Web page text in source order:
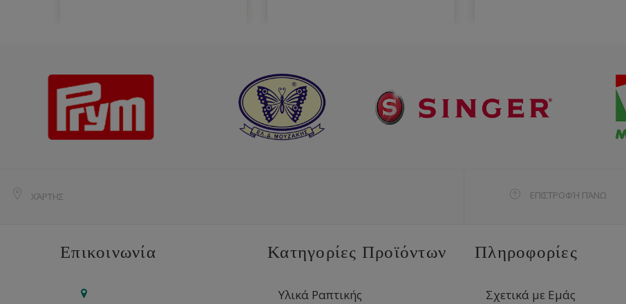
ΧΆΡΤΗΣ ΕΠΙΣΤΡΟΦΉ ΠΆΝΩ
Επικοινωνία Κατηγορίες Προϊόντων
Υλικά Ραπτικής
Πληροφορίες
Σχετικά με Εμάς